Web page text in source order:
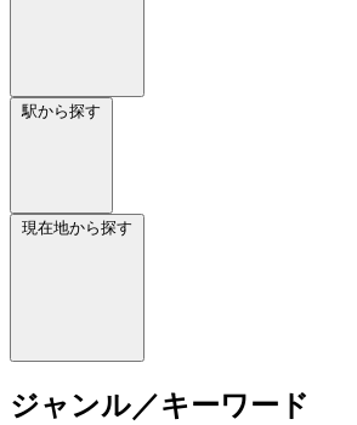
駅から探す
現在地から探す
ジャンル／キーワード